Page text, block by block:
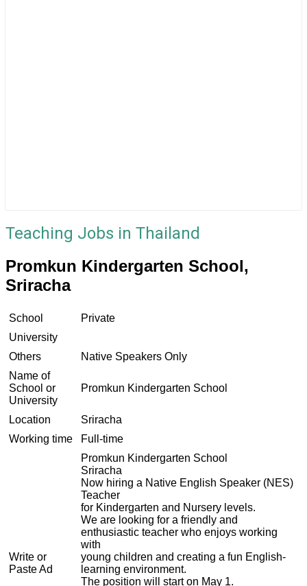
Teaching Jobs in Thailand
Promkun Kindergarten School,
Sriracha
School
Private
University
Others
Native Speakers Only
Name of
School or
University
Promkun Kindergarten School
Location
Sriracha
Working time
Full-time
Write or
Paste Ad
Promkun Kindergarten School
Sriracha
Now hiring a Native English Speaker (NES)
Teacher
for Kindergarten and Nursery levels.
We are looking for a friendly and
enthusiastic teacher who enjoys working
with
young children and creating a fun English-
learning environment.
The position will start on May 1.